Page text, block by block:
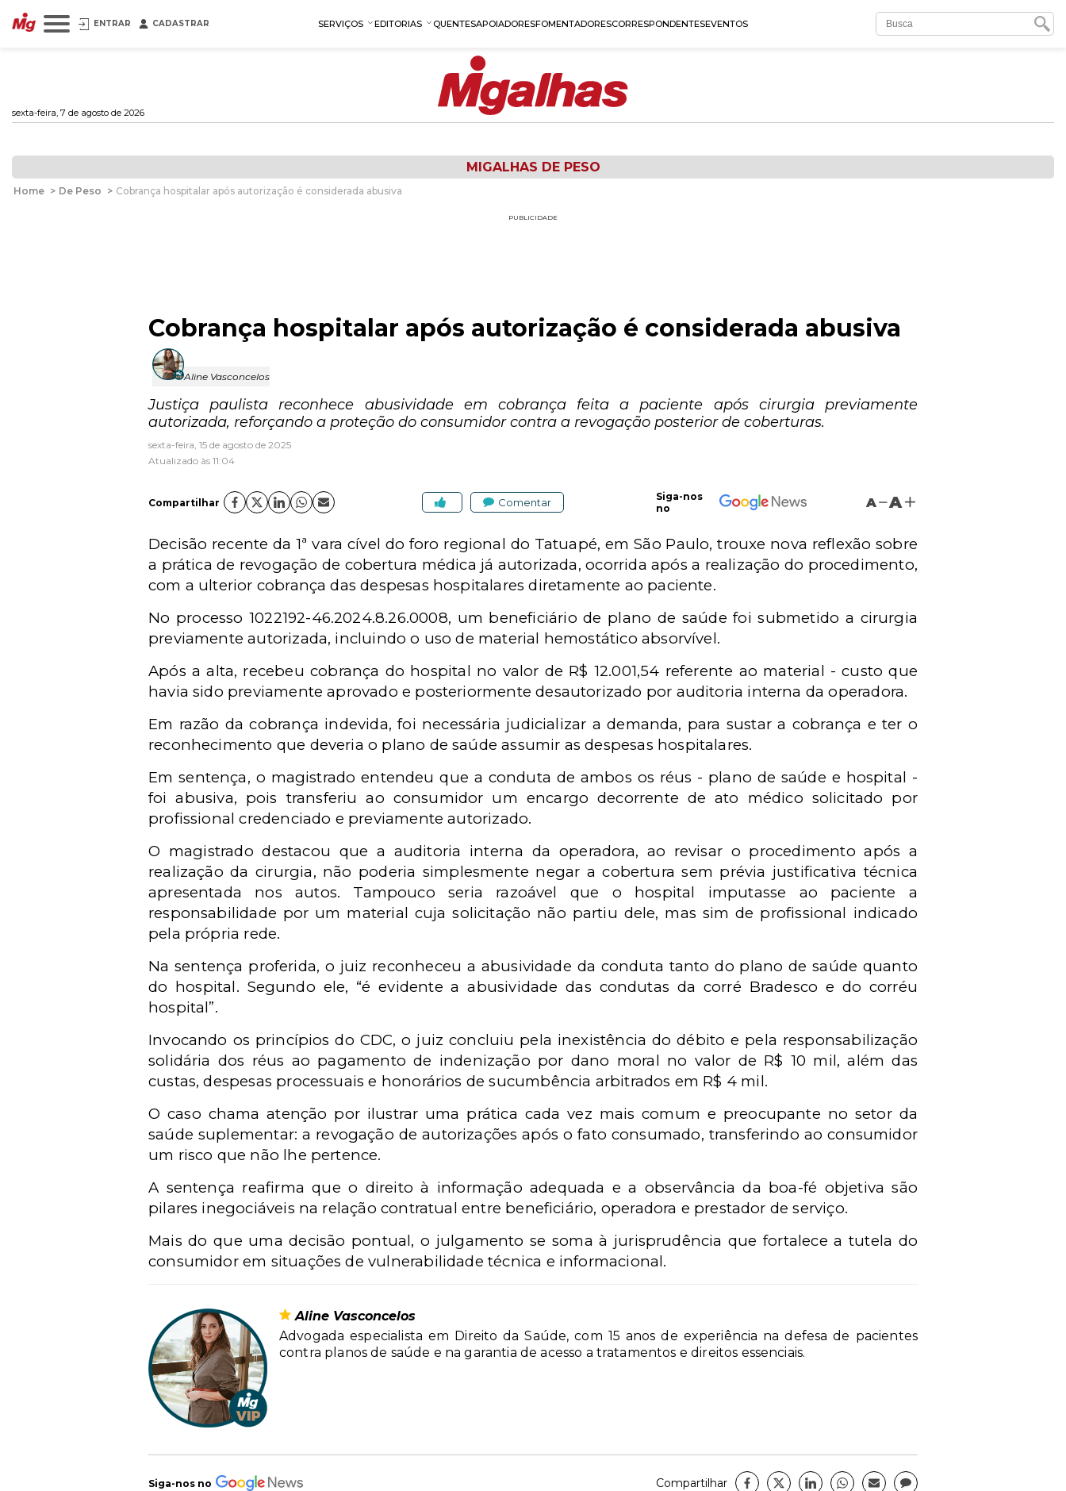
ENTRAR CADASTRAR SERVIÇOS EDITORIAS QUENTESAPOIADORESFOMENTADORESCORRESPONDENTESEVENTOS
sexta-feira, 7 de agosto de 2026
MIGALHAS DE PESO
Home > De Peso > Cobrança hospitalar após autorização é considerada abusiva
PUBLICIDADE
Cobrança hospitalar após autorização é considerada abusiva
Aline Vasconcelos
Justiça paulista reconhece abusividade em cobrança feita a paciente após cirurgia previamente
autorizada, reforçando a proteção do consumidor contra a revogação posterior de coberturas.
sexta-feira, 15 de agosto de 2025
Atualizado às 11:04
Compartilhar Comentar
Siga-nos
no
A A
Decisão recente da 1ª vara cível do foro regional do Tatuapé, em São Paulo, trouxe nova reflexão sobre
a prática de revogação de cobertura médica já autorizada, ocorrida após a realização do procedimento,
com a ulterior cobrança das despesas hospitalares diretamente ao paciente.
No processo 1022192-46.2024.8.26.0008, um beneficiário de plano de saúde foi submetido a cirurgia
previamente autorizada, incluindo o uso de material hemostático absorvível.
Após a alta, recebeu cobrança do hospital no valor de R$ 12.001,54 referente ao material - custo que
havia sido previamente aprovado e posteriormente desautorizado por auditoria interna da operadora.
Em razão da cobrança indevida, foi necessária judicializar a demanda, para sustar a cobrança e ter o
reconhecimento que deveria o plano de saúde assumir as despesas hospitalares.
Em sentença, o magistrado entendeu que a conduta de ambos os réus - plano de saúde e hospital -
foi abusiva, pois transferiu ao consumidor um encargo decorrente de ato médico solicitado por
profissional credenciado e previamente autorizado.
O magistrado destacou que a auditoria interna da operadora, ao revisar o procedimento após a
realização da cirurgia, não poderia simplesmente negar a cobertura sem prévia justificativa técnica
apresentada nos autos. Tampouco seria razoável que o hospital imputasse ao paciente a
responsabilidade por um material cuja solicitação não partiu dele, mas sim de profissional indicado
pela própria rede.
Na sentença proferida, o juiz reconheceu a abusividade da conduta tanto do plano de saúde quanto
do hospital. Segundo ele, “é evidente a abusividade das condutas da corré Bradesco e do corréu
hospital”.
Invocando os princípios do CDC, o juiz concluiu pela inexistência do débito e pela responsabilização
solidária dos réus ao pagamento de indenização por dano moral no valor de R$ 10 mil, além das
custas, despesas processuais e honorários de sucumbência arbitrados em R$ 4 mil.
O caso chama atenção por ilustrar uma prática cada vez mais comum e preocupante no setor da
saúde suplementar: a revogação de autorizações após o fato consumado, transferindo ao consumidor
um risco que não lhe pertence.
A sentença reafirma que o direito à informação adequada e a observância da boa-fé objetiva são
pilares inegociáveis na relação contratual entre beneficiário, operadora e prestador de serviço.
Mais do que uma decisão pontual, o julgamento se soma à jurisprudência que fortalece a tutela do
consumidor em situações de vulnerabilidade técnica e informacional.
Aline Vasconcelos
Advogada especialista em Direito da Saúde, com 15 anos de experiência na defesa de pacientes
contra planos de saúde e na garantia de acesso a tratamentos e direitos essenciais.
Siga-nos no Compartilhar